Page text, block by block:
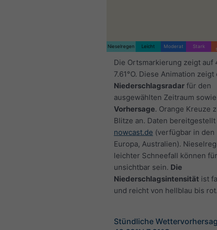
Nieselregen Leicht Moderat Stark
Die Ortsmarkierung zeigt auf
7.61°O. Diese Animation zeigt
Niederschlagsradar für den
ausgewählten Zeitraum
Vorhersage. Orange Kreuze
Blitze an. Daten
nowcast.de (verfügbar in den
Europa, Australien).
leichter Schneefall können
unsichtbar sein. Die
Niederschlagsintensität ist
und reicht von hellblau bis
Stündliche